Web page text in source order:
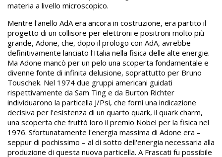
materia a livello microscopico.
Mentre l'anello AdA era ancora in costruzione, era partito il
progetto di un collisore per elettroni e positroni molto più
grande, Adone, che, dopo il prologo con AdA, avrebbe
definitivamente lanciato l'Italia nella fisica delle alte energie.
Ma Adone mancò per un pelo una scoperta fondamentale e
divenne fonte di infinita delusione, soprattutto per Bruno
Touschek. Nel 1974 due gruppi americani guidati
rispettivamente da Sam Ting e da Burton Richter
individuarono la particella J/Psi, che fornì una indicazione
decisiva per l'esistenza di un quarto quark, il quark charm,
una scoperta che fruttò loro il premio Nobel per la fisica nel
1976. Sfortunatamente l'energia massima di Adone era –
seppur di pochissimo – al di sotto dell'energia necessaria alla
produzione di questa nuova particella. A Frascati fu possibile